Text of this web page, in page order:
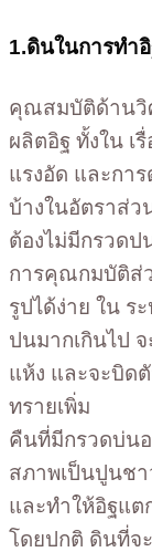
1.ดินในการทำ
คุณสมบัติด้านวิ
ผลิตอิฐ ทั้งใน เ
แรงอัด และกา
บ้างในอัตราส่ว
ต้องไม่มีกรวดป
การคุณกมบัติส่
รูปได้ง่าย ใน ร
ปนมากเกินไป
แห้ง และจะบิด
ทรายเพิ่ม
คืนที่มีกรวดบ่นอ
สภาพเป็นปูนช
และทำให้อิฐแต
โดยปกติ ดินที่จ